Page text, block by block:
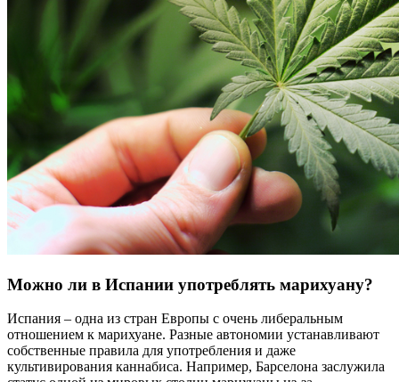
Можно ли в Испании употреблять марихуану?
Испания – одна из стран Европы с очень либеральным
отношением к марихуане. Разные автономии устанавливают
собственные правила для употребления и даже
культивирования каннабиса. Например, Барселона заслужила